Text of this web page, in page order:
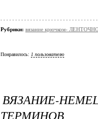
Рубрики: вязание крючком-
Понравилось: 1 пользователю
ВЯЗАНИЕ-
ТЕРМИНОВ